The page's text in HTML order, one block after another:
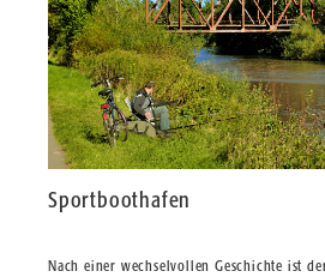
Sportboothafen
Nach einer wechselvollen Geschichte ist